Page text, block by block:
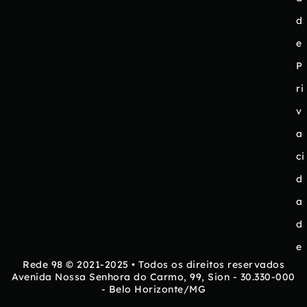
d
e
P
ri
v
a
ci
d
a
d
e
Rede 98 © 2021-2025 • Todos os direitos reservados
Avenida Nossa Senhora do Carmo, 99, Sion - 30.330-000
- Belo Horizonte/MG